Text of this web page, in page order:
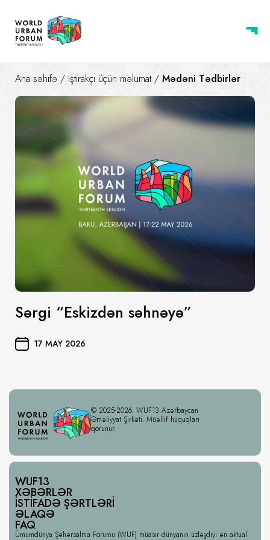
Ana səhifə / İştirakçı üçün məlumat/ Mədəni Tədbirlər
Sərgi “Eskizdən səhnəyə”
17 MAY 2026
© 2025-2026. WUF13 Azərbaycan
Əməliyyat Şirkəti. Müəllif hüquqları
qorunur.
WUF13
XƏBƏRLƏR
İSTIFADƏ ŞƏRTLƏRI
ƏLAQƏ
FAQ
Ümumdünya Şəhərsalma Forumu (WUF) müasir dünyanın üzləşdiyi ən aktual